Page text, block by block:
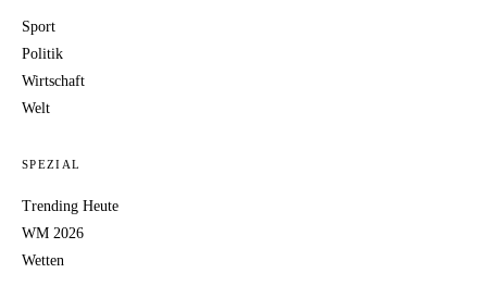
Sport
Politik
Wirtschaft
Welt
SPEZIAL
Trending Heute
WM 2026
Wetten